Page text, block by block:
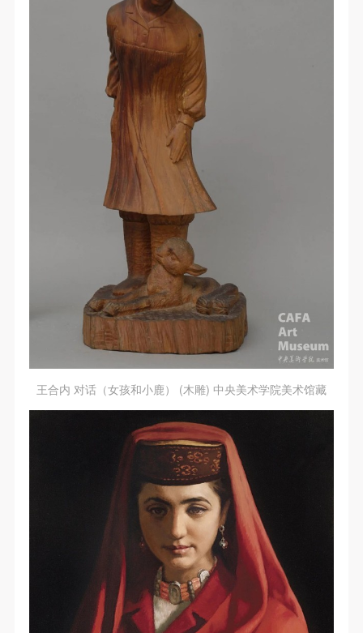
王合内 对话（女孩和小鹿） (木雕) 中央美术学院美术馆藏